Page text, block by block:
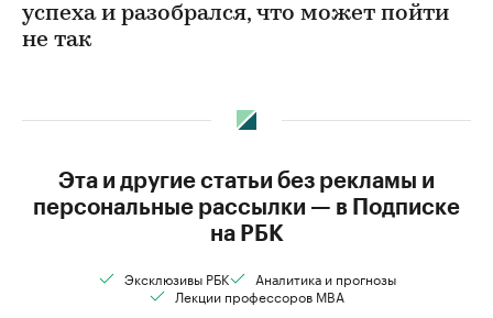
успеха и разобрался, что может пойти
не так
Эта и другие статьи без рекламы и
персональные рассылки — в Подписке
на РБК
Эксклюзивы РБК
Аналитика и прогнозы
Лекции профессоров MBA